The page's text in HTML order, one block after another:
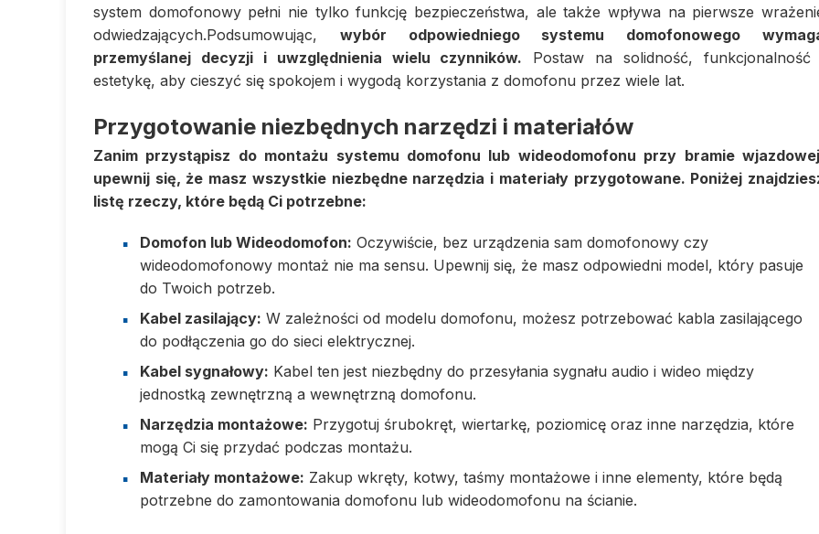
system domofonowy pełni nie tylko funkcję bezpieczeństwa, ale także wpływa na pierwsze
odwiedzających.Podsumowując, wybór odpowiedniego systemu domofonowego
przemyślanej decyzji i uwzględnienia wielu czynników. Postaw na solidność, funkcjonalność
estetykę, aby cieszyć się spokojem i wygodą korzystania z domofonu przez wiele lat.
Przygotowanie niezbędnych narzędzi i materiałów
Zanim przystąpisz do montażu systemu domofonu lub wideodomofonu przy bramie
upewnij się, że masz wszystkie niezbędne narzędzia i materiały przygotowane. Poniżej
listę rzeczy, które będą Ci potrzebne:
Domofon lub Wideodomofon: Oczywiście, bez urządzenia sam domofonowy czy
wideodomofonowy montaż nie ma sensu. Upewnij się, że masz odpowiedni model, który pasuje
do Twoich potrzeb.
Kabel zasilający: W zależności od modelu domofonu, możesz potrzebować kabla zasilającego
do podłączenia go do sieci elektrycznej.
Kabel sygnałowy: Kabel ten jest niezbędny do przesyłania sygnału audio i wideo między
jednostką zewnętrzną a wewnętrzną domofonu.
Narzędzia montażowe: Przygotuj śrubokręt, wiertarkę, poziomicę oraz inne narzędzia, które
mogą Ci się przydać podczas montażu.
Materiały montażowe: Zakup wkręty, kotwy, taśmy montażowe i inne elementy, które będą
potrzebne do zamontowania domofonu lub wideodomofonu na ścianie.